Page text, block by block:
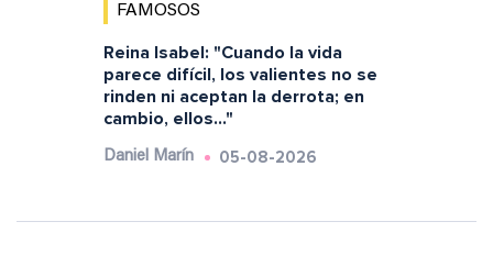
FAMOSOS
Reina Isabel: "Cuando la vida
parece difícil, los valientes no se
rinden ni aceptan la derrota; en
cambio, ellos..."
Daniel Marín 05-08-2026